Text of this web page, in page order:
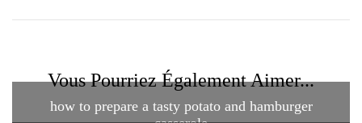
Vous Pourriez Également Aimer...
how to prepare a tasty potato and hamburger